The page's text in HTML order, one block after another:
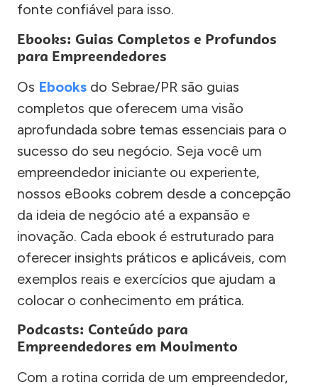
fonte confiável para isso.
Ebooks: Guias Completos e Profundos
para Empreendedores
Os Ebooks do Sebrae/PR são guias
completos que oferecem uma visão
aprofundada sobre temas essenciais para o
sucesso do seu negócio. Seja você um
empreendedor iniciante ou experiente,
nossos eBooks cobrem desde a concepção
da ideia de negócio até a expansão e
inovação. Cada ebook é estruturado para
oferecer insights práticos e aplicáveis, com
exemplos reais e exercícios que ajudam a
colocar o conhecimento em prática.
Podcasts: Conteúdo para
Empreendedores em Movimento
Com a rotina corrida de um empreendedor,